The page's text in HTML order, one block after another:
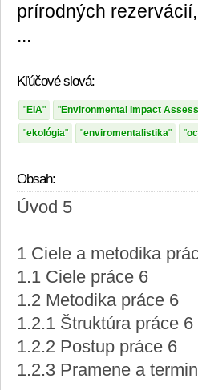
prírodných
...
Kľúčové slová:
EIA Environmental Impact
ekológia enviromentalistika
Obsah:
Úvod 5
1 Ciele a metodika
1.1 Ciele práce 6
1.2 Metodika práce 6
1.2.1 Štruktúra práce 6
1.2.2 Postup práce 6
1.2.3 Pramene a